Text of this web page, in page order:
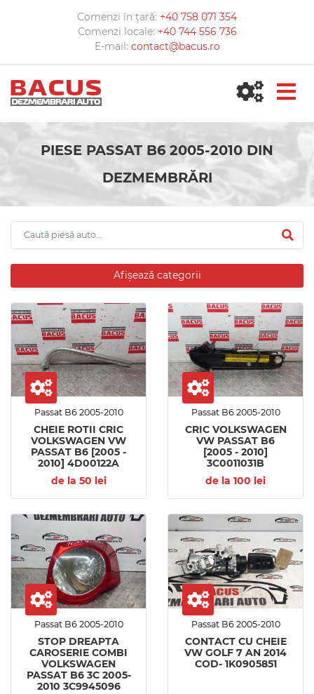
Comenzi în țară: +40 758 071 354
Comenzi locale: +40 744 556 736
E-mail: contact@bacus.ro
PIESE PASSAT B6 2005-2010 DIN
DEZMEMBRĂRI
Afișează categorii
Passat B6 2005-2010
CHEIE ROTII CRIC
VOLKSWAGEN VW
PASSAT B6 [2005 -
2010] 4D00122A
de la 50 lei
Passat B6 2005-2010
CRIC VOLKSWAGEN
VW PASSAT B6
[2005 - 2010]
3C0011031B
de la 100 lei
Passat B6 2005-2010
STOP DREAPTA
CAROSERIE COMBI
VOLKSWAGEN
PASSAT B6 3C 2005-
2010 3C9945096
Passat B6 2005-2010
CONTACT CU CHEIE
VW GOLF 7 AN 2014
COD- 1K0905851